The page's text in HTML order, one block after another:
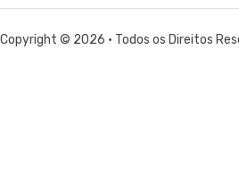
Copyright © 2026 • Todos os Direitos